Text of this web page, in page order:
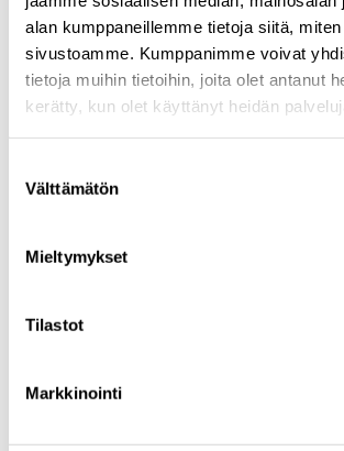
alan kumppaneillemme tietoja siitä,
sivustoamme. Kumppanimme voivat
tietoja muihin tietoihin, joita olet antanut
kerätty, kun olet käyttänyt heidän
valinta
Välttämätön
Mieltymykset
Tilastot
Markkinointi
kertovat akatemian nykytilasta?
Puistokadulla joulukuussa 2025